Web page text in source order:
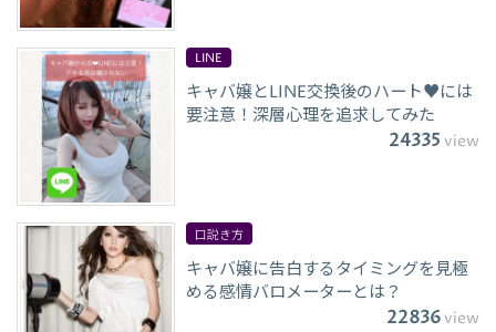
LINE
キャバ嬢とLINE交換後のハート♥には
要注意！深層心理を追求してみた
24335 view
口説き方
キャバ嬢に告白するタイミングを見極
める感情バロメーターとは？
22836view